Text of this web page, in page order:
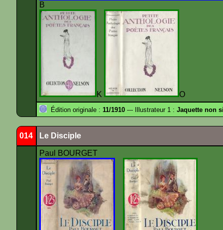
B
K O
Édition originale : 11/1910 --- Illustrateur 1 : Jaquette non
014 Le Disciple
Paul BOURGET